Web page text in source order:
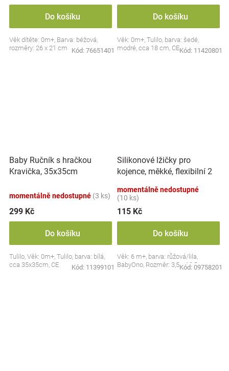
Do košíku
Věk dítěte: 0m+, Barva: béžová,
rozměry: 26 x 21 cm
Kód: 76651401
Do košíku
Věk: 0m+, Tulilo, barva: šedé,
modré, cca 18 cm, CEKód: 11420801
Baby Ručník s hračkou
Kravička, 35x35cm
momentálně nedostupné (3 ks)
299 Kč
Do košíku
Tulilo, Věk: 0m+, Tulilo, barva: bílá,
cca 35x35cm, CE
Kód: 11399101
Silikonové lžičky pro
kojence, měkké, flexibilní 2
momentálně nedostupné
(10 ks)
115 Kč
Do košíku
Věk: 6 m+, barva: růžová/lila,
BabyOno, Rozměr: 3,5 x 10,5 cm
Kód: 09758201